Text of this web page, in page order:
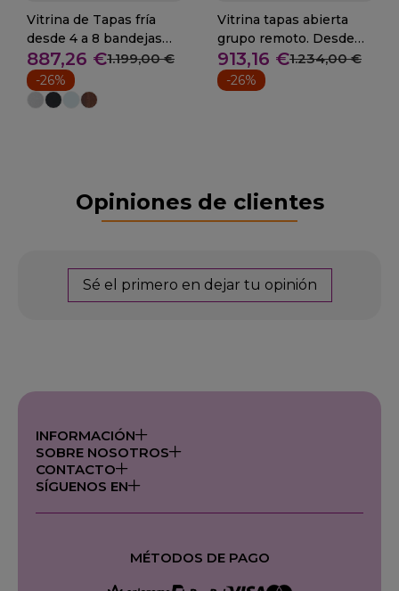
Vitrina de Tapas fría
desde 4 a 8 bandejas
08-FR-4i+
887,26 €1.199,00 €
-26%
Vitrina tapas abierta
grupo remoto. Desde
120 cm
913,16 €1.234,00 €
-26%
Opiniones de clientes
Sé el primero en dejar tu opinión
INFORMACIÓN
SOBRE NOSOTROS
CONTACTO
SÍGUENOS EN
MÉTODOS DE PAGO